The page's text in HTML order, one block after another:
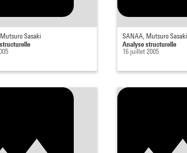
Sasaki SANAA, Mutsuro Sasaki
Analyse structurelle
16 juillet 2005